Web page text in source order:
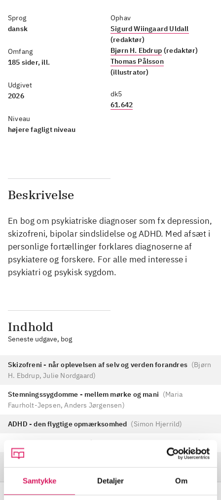
Samtykke Detaljer Om
Sprog
dansk
Omfang
185 sider, ill.
Udgivet
2026
Niveau
højere fagligt niveau
Ophav
Sigurd Wiingaard Uldall
(redaktør)
Bjørn H. Ebdrup (redaktør)
Thomas Pålsson
(illustrator)
dk5
61.642
Beskrivelse
En bog om psykiatriske diagnoser som fx depression,
skizofreni, bipolar sindslidelse og ADHD. Med afsæt i
personlige fortællinger forklares diagnoserne af
psykiatere og forskere. For alle med interesse i
psykiatri og psykisk sygdom.
Indhold
Seneste udgave, bog
Skizofreni - når oplevelsen af selv og verden forandres (Bjørn
H. Ebdrup, Julie Nordgaard)
Stemningssygdomme - mellem mørke og mani (Maria
Faurholt-Jepsen, Anders Jørgensen)
ADHD - den flygtige opmærksomhed (Simon Hjerrild)
( )
Psykiatriens filosofi - fra samtale til neurale netværk (Simon